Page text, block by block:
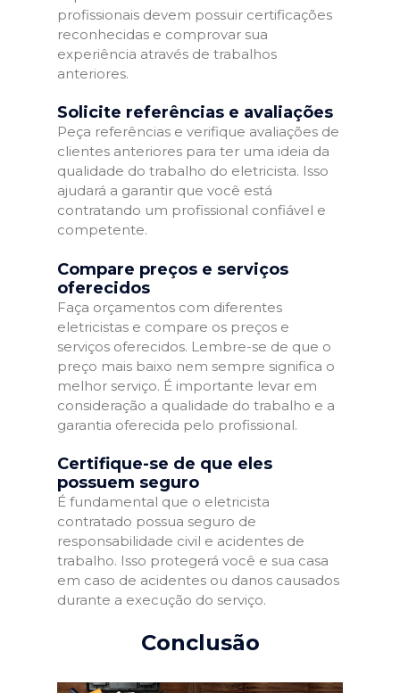
profissionais devem possuir certificações
reconhecidas e comprovar sua
experiência através de trabalhos
anteriores.
Solicite referências e avaliações
Peça referências e verifique avaliações de
clientes anteriores para ter uma ideia da
qualidade do trabalho do eletricista. Isso
ajudará a garantir que você está
contratando um profissional confiável e
competente.
Compare preços e serviços
oferecidos
Faça orçamentos com diferentes
eletricistas e compare os preços e
serviços oferecidos. Lembre-se de que o
preço mais baixo nem sempre significa o
melhor serviço. É importante levar em
consideração a qualidade do trabalho e a
garantia oferecida pelo profissional.
Certifique-se de que eles
possuem seguro
É fundamental que o eletricista
contratado possua seguro de
responsabilidade civil e acidentes de
trabalho. Isso protegerá você e sua casa
em caso de acidentes ou danos causados
durante a execução do serviço.
Conclusão